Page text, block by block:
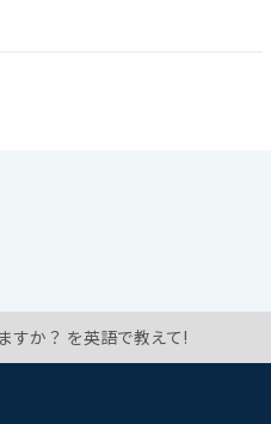
すか？ を英語で教えて!